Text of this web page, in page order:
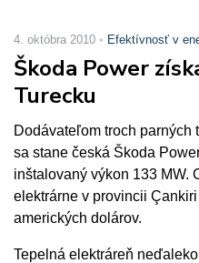
4. októbra 2010 Efektívnosť v
Škoda Power
Turecku
Dodávateľom troch parných
sa stane česká Škoda
inštalovaný výkon 133 MW.
elektrárne v provincii
amerických dolárov.
Tepelná elektráreň